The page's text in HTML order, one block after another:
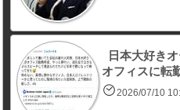
日本大好き
オフィスに転
2026/07/10